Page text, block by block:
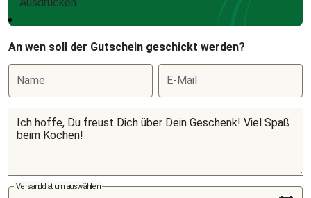
An wen soll der Gutschein geschickt werden?
Name E-Mail
Versanddatum auswählen